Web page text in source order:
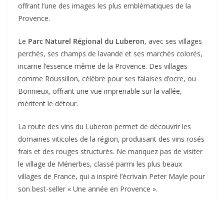
offrant l’une des images les plus emblématiques de la
Provence.
Le Parc Naturel Régional du Luberon, avec ses villages
perchés, ses champs de lavande et ses marchés colorés,
incarne l’essence même de la Provence. Des villages
comme Roussillon, célèbre pour ses falaises d’ocre, ou
Bonnieux, offrant une vue imprenable sur la vallée,
méritent le détour.
La route des vins du Luberon permet de découvrir les
domaines viticoles de la région, produisant des vins rosés
frais et des rouges structurés. Ne manquez pas de visiter
le village de Ménerbes, classé parmi les plus beaux
villages de France, qui a inspiré l’écrivain Peter Mayle pour
son best-seller « Une année en Provence ».